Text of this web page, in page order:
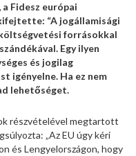
Fidesz európai
“A jogállamisági
forrásokkal
Egy ilyen
és jogilag
igényelne. Ha ez nem
lehetőséget.
részvételével megtartott
„Az EU úgy kéri
és Lengyelországon, hogy